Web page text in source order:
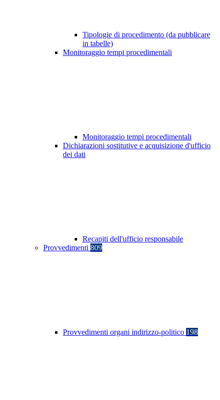
Tipologie di procedimento (da pubblicare
in tabelle)
Monitoraggio tempi procedimentali
Monitoraggio tempi procedimentali
Dichiarazioni sostitutive e acquisizione d'ufficio
dei dati
Recapiti dell'ufficio responsabile
Provvedimenti 809
Provvedimenti organi indirizzo-politico 198